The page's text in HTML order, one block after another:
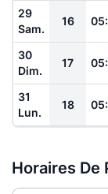
29
Sam.
16
30
Dim.
17
31
Lun.
18
Horaires De